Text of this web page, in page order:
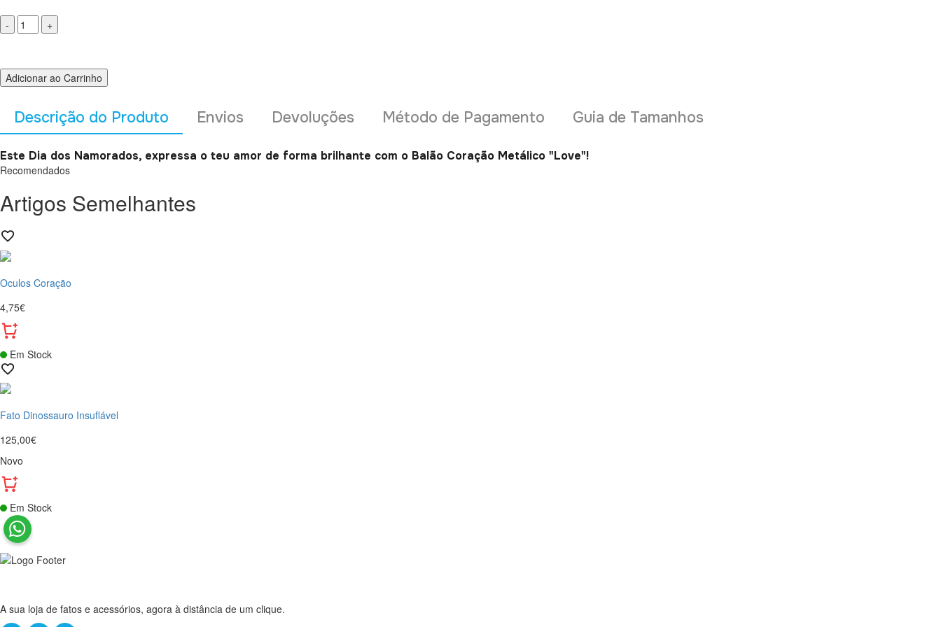
Adicionar ao Carrinho
Descrição do Produto Envios Devoluções Método de Pagamento Guia de Tamanhos
Este Dia dos Namorados, expressa o teu amor de forma brilhante com o Balão Coração Metálico "Love"!
Recomendados
Artigos Semelhantes
Oculos Coração
4,75€
Em Stock
Fato Dinossauro Insuflável
125,00€
Novo
Em Stock
A sua loja de fatos e acessórios, agora à distância de um clique.